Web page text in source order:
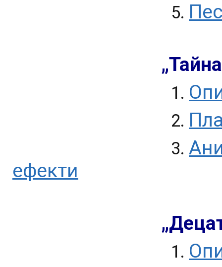
5.
1.
2.
3.
ефекти
1.